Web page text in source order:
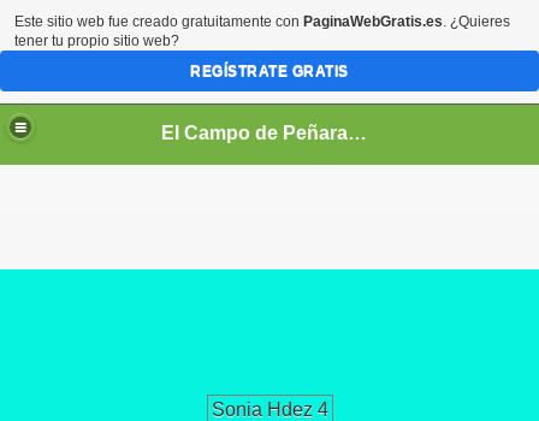
El Campo de Peñaranda (Salamanca)
Sonia Hdez 4
Este sitio web fue creado gratuitamente con PaginaWebGratis.es. ¿Quieres
tener tu propio sitio web?
REGÍSTRATE GRATIS